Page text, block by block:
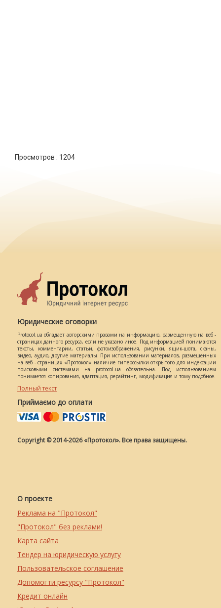
Просмотров : 1204
Юридические оговорки
Protocol.ua обладает авторскими правами на информацию, размещенную на веб -
страницах данного ресурса, если не указано иное. Под информацией понимаются
тексты, комментарии, статьи, фотоизображения, рисунки, ящик-шота, сканы,
видео, аудио, другие материалы. При использовании материалов, размещенных
на веб - страницах «Протокол» наличие гиперссылки открытого для индексации
поисковыми системами на protocol.ua обязательна. Под использованием
понимается копирования, адаптация, рерайтинг, модификация и тому подобное.
Полный текст
Приймаємо до оплати
Copyright © 2014-2026 «Протокол». Все права защищены.
О проекте
Реклама на "Протокол"
"Протокол" без реклами!
Карта сайта
Тендер на юридическую услугу
Пользовательское соглашение
Допомогти ресурсу "Протокол"
Кредит онлайн